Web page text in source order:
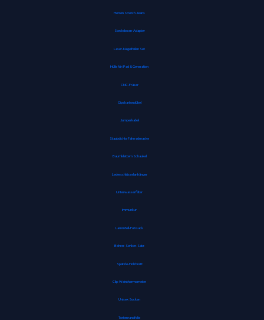
Herren Stretch Jeans
Steckdosen-Adapter
Laser-Nagelfeilen Set
Hülle für iPad 8. Generation
CNC-Fräser
Gipskartondübel
Jumperkabel
Staubdichte Fahrradmaske
Baumklettern Schaukel
Lederschlüsselanhänger
Unterwasserfilter
Immunkur
Lammfell-Fußsack
Bohrer-Senker-Satz
Spätzle-Holzbrett
Clip-Weinthermometer
Unisex Socken
Tortenrandfolie